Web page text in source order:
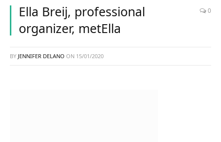
Ella Breij, professional
organizer, metElla
0
BY JENNIFER DELANO ON 15/01/2020